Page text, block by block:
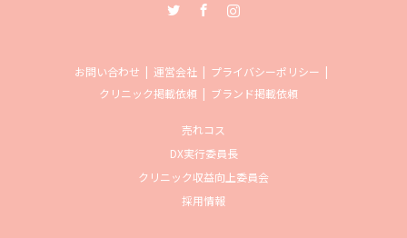
お問い合わせ 運営会社
プライバシーポリシー
クリニック掲載依頼
ブランド掲載依頼
売れコス
DX実行委員長
クリニック収益向上委員会
採用情報